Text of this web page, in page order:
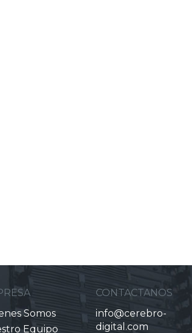
Somos
Equipo
CONTACTANOS
info@cerebro-
digital.com